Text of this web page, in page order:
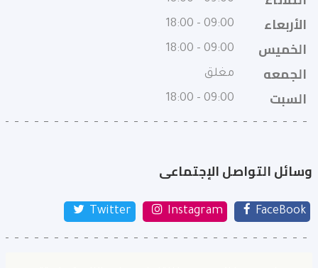
الأربعاء 09:00 - 18:00
الخميس 09:00 - 18:00
الجمعه مغلق
السبت 09:00 - 18:00
وسائل التواصل الإجتماعى
FaceBook
Instagram
Twitter